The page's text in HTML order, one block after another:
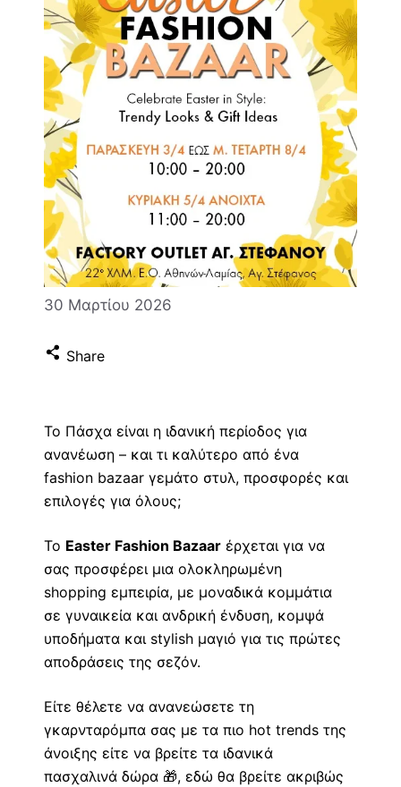
30 Μαρτίου 2026
Share
Το Πάσχα είναι η ιδανική περίοδος για
ανανέωση – και τι καλύτερο από ένα
fashion bazaar γεμάτο στυλ, προσφορές και
επιλογές για όλους;
Το Easter Fashion Bazaar έρχεται για να
σας προσφέρει μια ολοκληρωμένη
shopping εμπειρία, με μοναδικά κομμάτια
σε γυναικεία και ανδρική ένδυση, κομψά
υποδήματα και stylish μαγιό για τις πρώτες
αποδράσεις της σεζόν.
Είτε θέλετε να ανανεώσετε τη
γκαρνταρόμπα σας με τα πιο hot trends της
άνοιξης είτε να βρείτε τα ιδανικά
πασχαλινά δώρα 🎁, εδώ θα βρείτε ακριβώς